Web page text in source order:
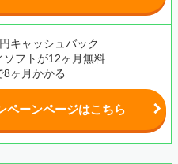
キャッシュバック
ソフトが12ヶ月無料
ヶ月かかる
ペーンページはこちら